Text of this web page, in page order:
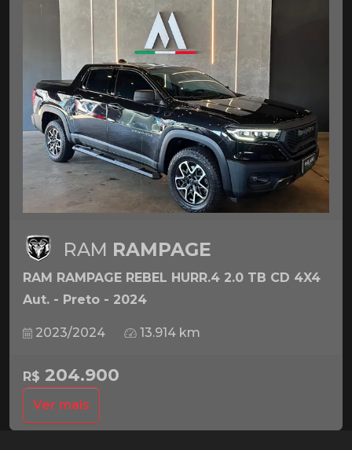
RAM RAMPAGE
RAM RAMPAGE REBEL HURR.4 2.0 TB CD 4X4
Aut. - Preto - 2024
2023/2024 13.914 km
R$ 204.900
Ver mais